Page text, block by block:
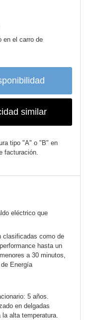
en el carro de
similar
tipo "A" o "B" en
facturación.
eléctrico que
clasificadas como de
hasta un
a 30 minutos,
Energía
5 años.
en delgadas
alta temperatura.